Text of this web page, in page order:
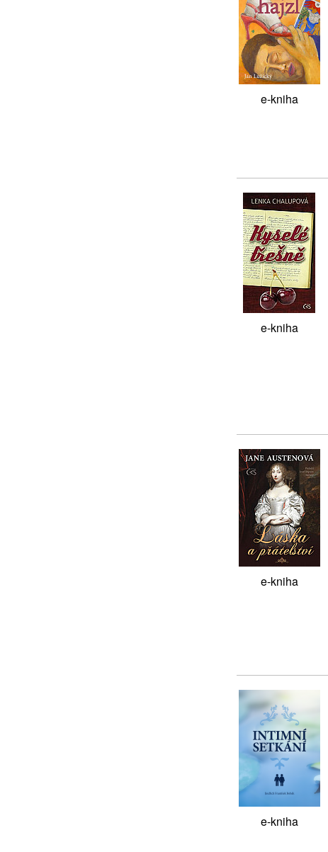
e-kniha
e-kniha
e-kniha
e-kniha